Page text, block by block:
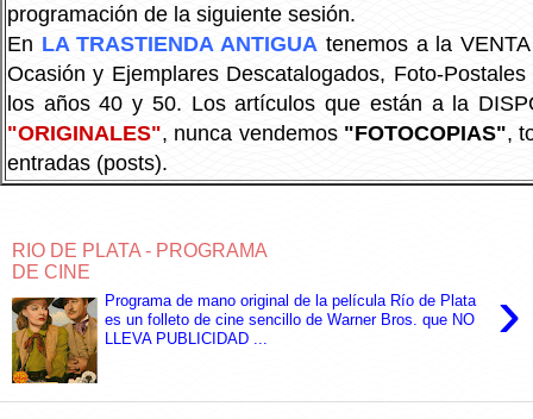
programación de la siguiente sesión.
En LA TRASTIENDA ANTIGUA tenemos a la
Ocasión y Ejemplares Descatalogados, Foto-
los años 40 y 50. Los artículos que están a la
"ORIGINALES", nunca vendemos "FOTOCOPIAS",
entradas (posts).
RIO DE PLATA - PROGRAMA
DE CINE
›
Programa de mano original de la película Río de Plata
es un folleto de cine sencillo de Warner Bros. que NO
LLEVA PUBLICIDAD ...